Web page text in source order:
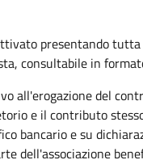
presentando
consultabile in
all'erogazione del
e il contributo
bancario e su
dell'associazione